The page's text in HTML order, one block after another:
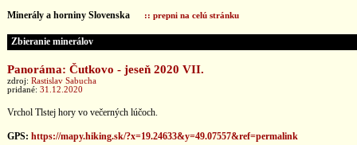
Minerály a horniny Slovenska :: prepni na celú stránku
Zbieranie minerálov
Panoráma: Čutkovo - jeseň 2020 VII.
zdroj: Rastislav Sabucha
pridané: 31.12.2020
Vrchol Tlstej hory vo večerných lúčoch.
GPS: https://mapy.hiking.sk/?x=19.24633&y=49.07557&ref=permalink